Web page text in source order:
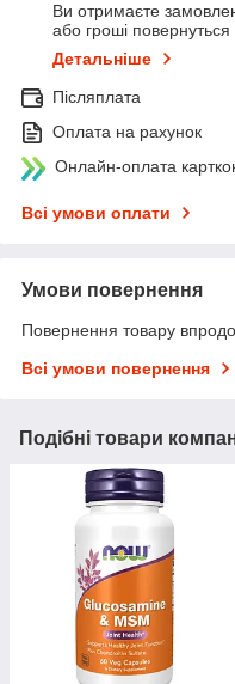
Ви отримаєте
або гроші
Детальніше
Післяплата
Оплата на рахунок
Онлайн-оплата
Всі умови оплати
Умови повернення
Повернення товару
Всі умови повернення
Подібні товари